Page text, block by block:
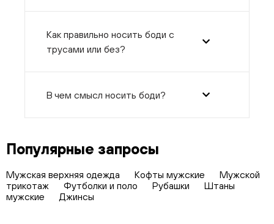
Как правильно носить боди с
трусами или без?
В чем смысл носить боди?
Популярные запросы
Мужская верхняя одежда Кофты мужские
Мужской
трикотаж
Футболки и поло Рубашки
Штаны
мужские
Джинсы